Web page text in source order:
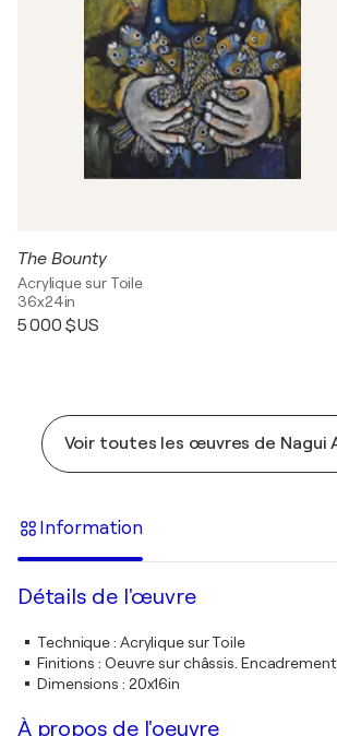
The Bounty
Acrylique sur Toile
36x24in
5 000 $US
Voir toutes les œuvres de Nagui
Information
Détails de l'œuvre
Technique: Acrylique sur Toile
Finitions : Oeuvre sur châssis.
Dimensions : 20x16in
À propos de l'oeuvre